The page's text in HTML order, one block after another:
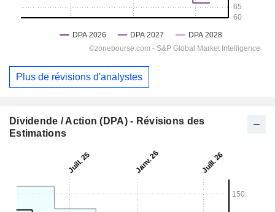
Plus de révisions d'analystes
Dividende / Action (DPA) - Révisions des
Estimations